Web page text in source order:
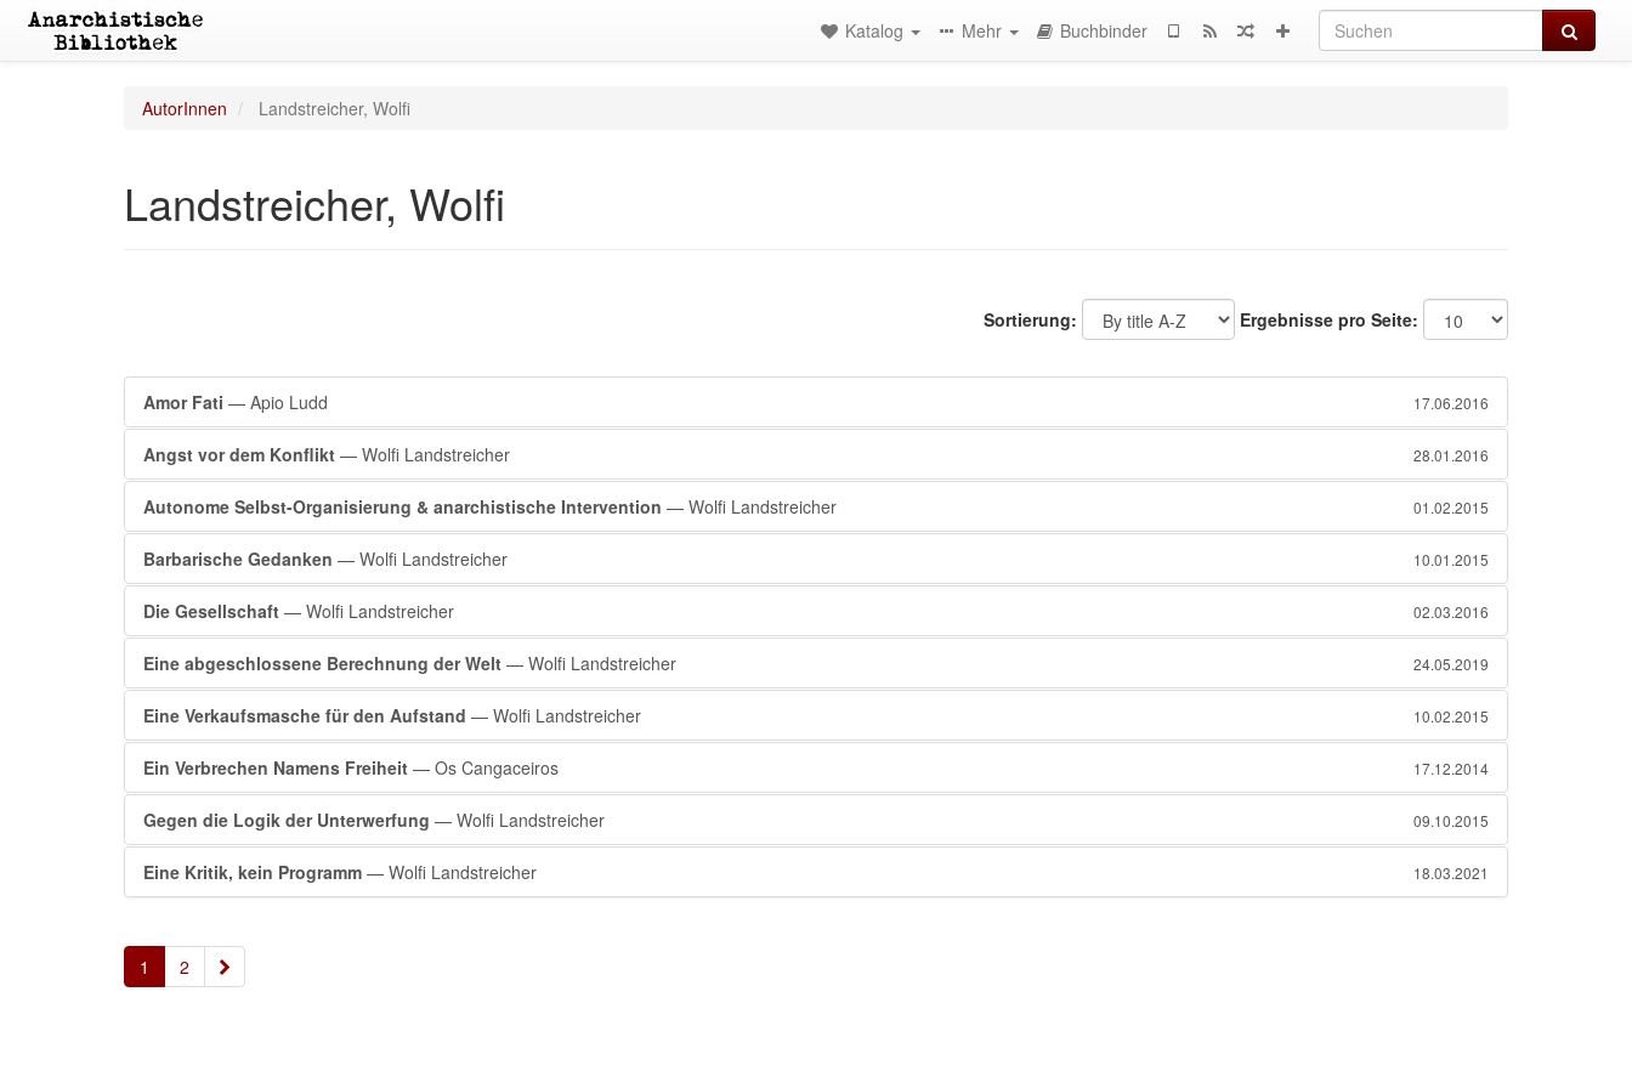
Suchen
Katalog Mehr Buchbinder
AutorInnen Landstreicher, Wolfi
Landstreicher, Wolfi
Sortierung: Ergebnisse pro Seite:
Amor Fati — Apio Ludd 17.06.2016
Angst vor dem Konflikt — Wolfi Landstreicher 28.01.2016
Autonome Selbst-Organisierung & anarchistische Intervention — Wolfi Landstreicher 01.02.2015
Barbarische Gedanken — Wolfi Landstreicher 10.01.2015
Die Gesellschaft — Wolfi Landstreicher 02.03.2016
Eine abgeschlossene Berechnung der Welt — Wolfi Landstreicher 24.05.2019
Eine Verkaufsmasche für den Aufstand — Wolfi Landstreicher 10.02.2015
Ein Verbrechen Namens Freiheit — Os Cangaceiros 17.12.2014
Gegen die Logik der Unterwerfung — Wolfi Landstreicher 09.10.2015
Eine Kritik, kein Programm — Wolfi Landstreicher 18.03.2021
1 2 »